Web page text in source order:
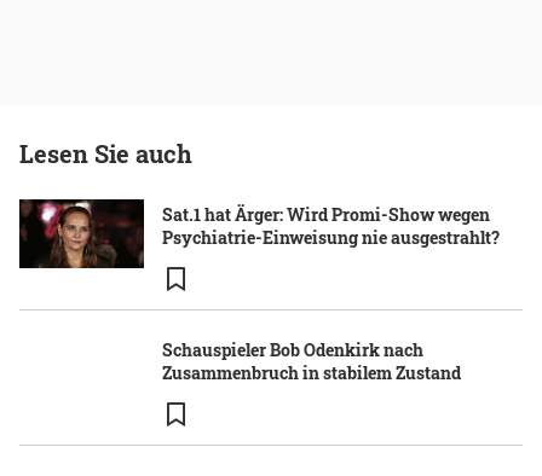
Lesen Sie auch
Sat.1 hat Ärger: Wird Promi-Show wegen
Psychiatrie-Einweisung nie ausgestrahlt?
Schauspieler Bob Odenkirk nach
Zusammenbruch in stabilem Zustand